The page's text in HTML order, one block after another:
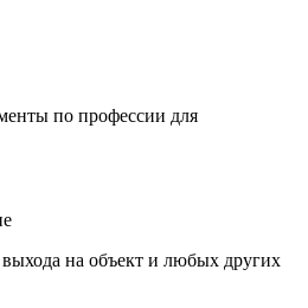
по профессии для
выхода на объект и любых других